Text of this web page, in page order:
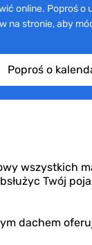
online. Poproś o
na stronie, aby
Poproś o
wszystkich
Twój
dachem